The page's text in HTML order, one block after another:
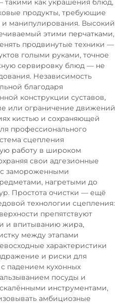
как украшения блюд,
продукты, требующие
и манипулирования. Высокий
этими перчатками,
продвинутые техники —
голыми руками, точное
сервировку блюд — не
Независимость
благодаря
конструкции суставов,
или ограничение движений
кистью и сохраняющей
профессионального
сцепления
работу в широком
свои адгезионные
с замороженными
нагретыми до
Простота очистки — ещё
технологии сцепления:
препятствуют
и впитыванию жира,
между этапами
характеристики
и риски для
падением кухонных
посуды и
инструментами,
амбициозные